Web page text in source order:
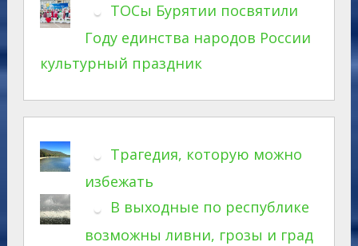
ТОСы Бурятии посвятили
Году единства народов России
культурный праздник
Трагедия, которую можно
избежать
В выходные по республике
возможны ливни, грозы и град